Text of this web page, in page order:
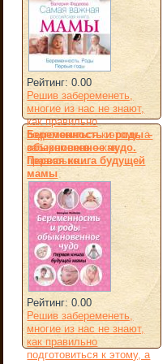
Рейтинг: 0.00
Решив забеременеть,
многие из нас не знают,
как правильно
подготовиться к этому, а
забеременев – как
правильно...
Беременность и роды –
обыкновенное чудо.
Первая книга будущей
мамы
Рейтинг: 0.00
Решив забеременеть,
многие из нас не знают,
как правильно
подготовиться к этому, а